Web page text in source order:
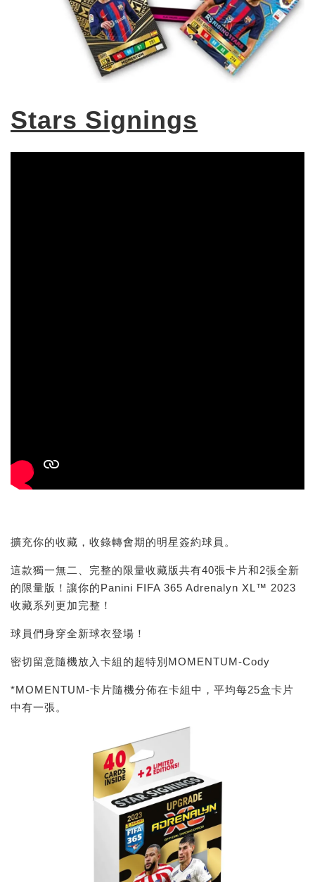
Stars Signings
擴充你的收藏，收錄轉會期的明星簽約球員。
這款獨一無二、完整的限量收藏版共有40張卡片和2張全新
的限量版！讓你的Panini FIFA 365 Adrenalyn XL™ 2023
收藏系列更加完整！
球員們身穿全新球衣登場！
密切留意隨機放入卡組的超特別MOMENTUM-Cody
*MOMENTUM-卡片隨機分佈在卡組中，平均每25盒卡片
中有一張。